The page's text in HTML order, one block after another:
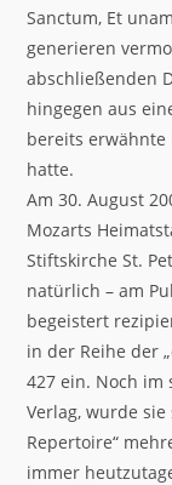
Sanctum, Et
generieren
abschließenden
hingegen aus
bereits erwähnte
hatte.
Am 30. August
Mozarts
Stiftskirche St.
natürlich – am
begeistert
in der Reihe der
427 ein. Noch im
Verlag, wurde
Repertoire“
immer